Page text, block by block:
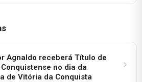
Agnaldo receberá Título de
no dia da
de Vitória da Conquista